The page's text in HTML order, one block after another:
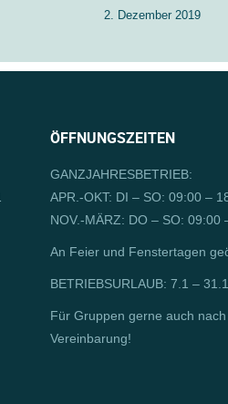
2. Dezember 2019
ÖFFNUNGSZEITEN
GANZJAHRESBETRIEB:
APR.-OKT: DI – SO: 09:00 –
NOV.-MÄRZ: DO – SO: 09:00
An Feier und Fenstertagen
BETRIEBSURLAUB: 7.1 – 31.1
Für Gruppen gerne auch nach
Vereinbarung!